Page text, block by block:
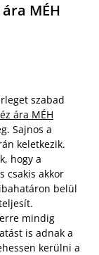
MÉH
szabad
ára MÉH
Sajnos a
keletkezik.
hogy a
csakis akkor
belül
mindig
is adnak a
kerülni a